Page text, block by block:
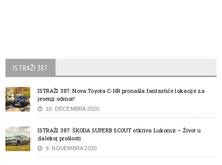
ISTRAŽI 387
ISTRAŽI 387: Nova Toyota C-HR pronašla fantastiče lokacije za
jesenji odmor!
10. DECEMBRA 2020.
ISTRAŽI 387: ŠKODA SUPERB SCOUT otkriva Lukomir – Život u
dalekoj prošlosti
9. NOVEMBRA 2020.